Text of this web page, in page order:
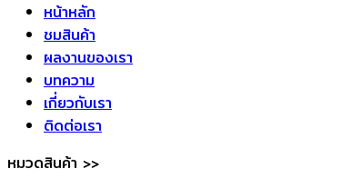
หน้าหลัก
ชมสินค้า
ผลงานของเรา
บทความ
เกี่ยวกับเรา
ติดต่อเรา
หมวดสินค้า >>